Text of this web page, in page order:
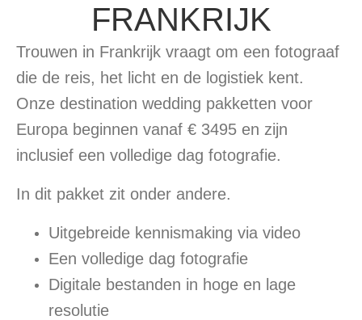
FRANKRIJK
Trouwen in Frankrijk vraagt om een fotograaf
die de reis, het licht en de logistiek kent.
Onze destination wedding pakketten voor
Europa beginnen vanaf € 3495 en zijn
inclusief een volledige dag fotografie.
In dit pakket zit onder andere.
Uitgebreide kennismaking via video
Een volledige dag fotografie
Digitale bestanden in hoge en lage
resolutie